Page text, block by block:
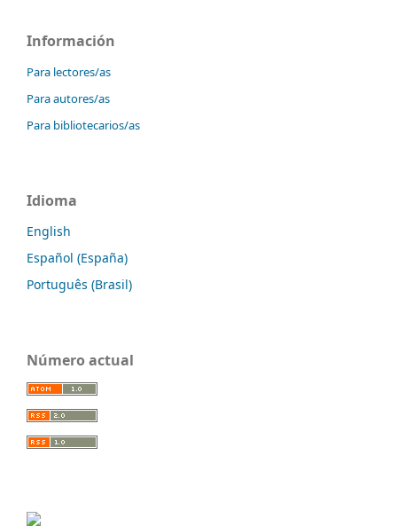
Información
Para lectores/as
Para autores/as
Para bibliotecarios/as
Idioma
English
Español (España)
Português (Brasil)
Número actual